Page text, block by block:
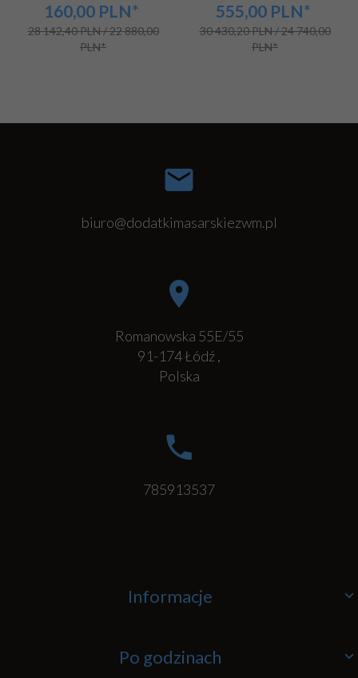
160,00 PLN*
28 142,40 PLN / 22 880,00
PLN*
555,00 PLN*
30 430,20 PLN / 24 740,00
PLN*
biuro@dodatkimasarskiezwm.pl
Romanowska 55E/55
91-174Łódź,
Polska
785913537
Informacje
Po godzinach